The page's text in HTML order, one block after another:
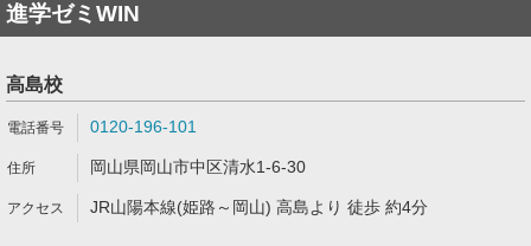
進学ゼミWIN
高島校
0120-196-101
岡山県岡山市中区清水1-6-30
JR山陽本線(姫路～岡山) 高島より 徒歩 約4分